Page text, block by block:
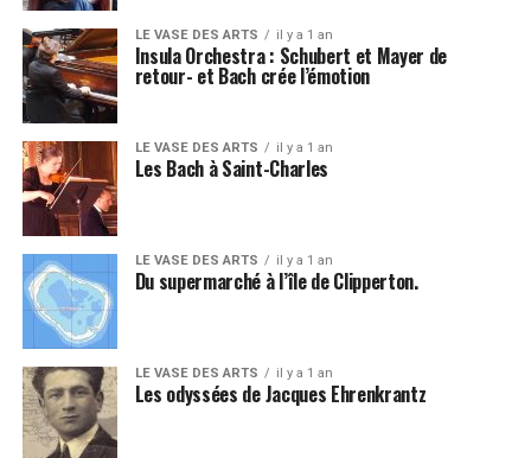
LE VASE DES ARTS il y a 1 an
Insula Orchestra : Schubert et Mayer de
retour- et Bach crée l’émotion
LE VASE DES ARTS il y a 1 an
Les Bach à Saint-Charles
LE VASE DES ARTS il y a 1 an
Du supermarché à l’île de Clipperton.
LE VASE DES ARTS il y a 1 an
Les odyssées de Jacques Ehrenkrantz